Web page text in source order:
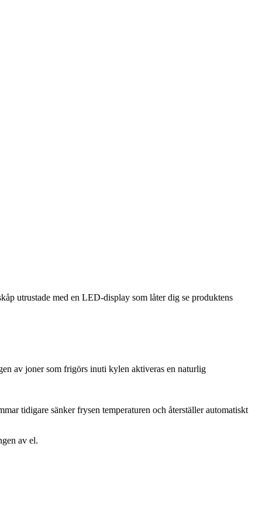
utrustade med en LED-display som låter dig se produktens
av joner som frigörs inuti kylen aktiveras en naturlig
tidigare sänker frysen temperaturen och återställer automatiskt
av el.